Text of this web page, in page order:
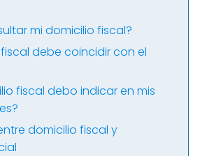
mi domicilio fiscal?
fiscal debe coincidir con el
fiscal debo indicar en mis
domicilio fiscal y